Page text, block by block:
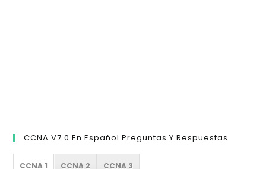
CCNA V7.0 En Español Preguntas Y Respuestas
CCNA 1 CCNA 2 CCNA 3